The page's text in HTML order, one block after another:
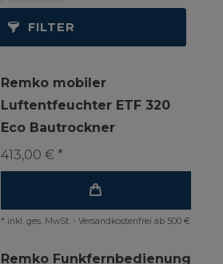
FILTER
Remko mobiler
Luftentfeuchter ETF 320
Eco Bautrockner
413,00 € *
* inkl. ges. MwSt. - Versandkostenfrei ab 500 €
Remko Funkfernbedienung